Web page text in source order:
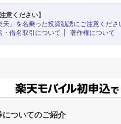
注意ください】
天」を名乗った投資勧誘にご注意くださ
・借名取引について
著作権について
ついてのご紹介